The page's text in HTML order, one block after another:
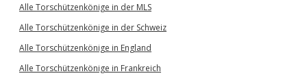
Alle Torschützenkönige in der MLS
Alle Torschützenkönige in der Schweiz
Alle Torschützenkönige in England
Alle Torschützenkönige in Frankreich